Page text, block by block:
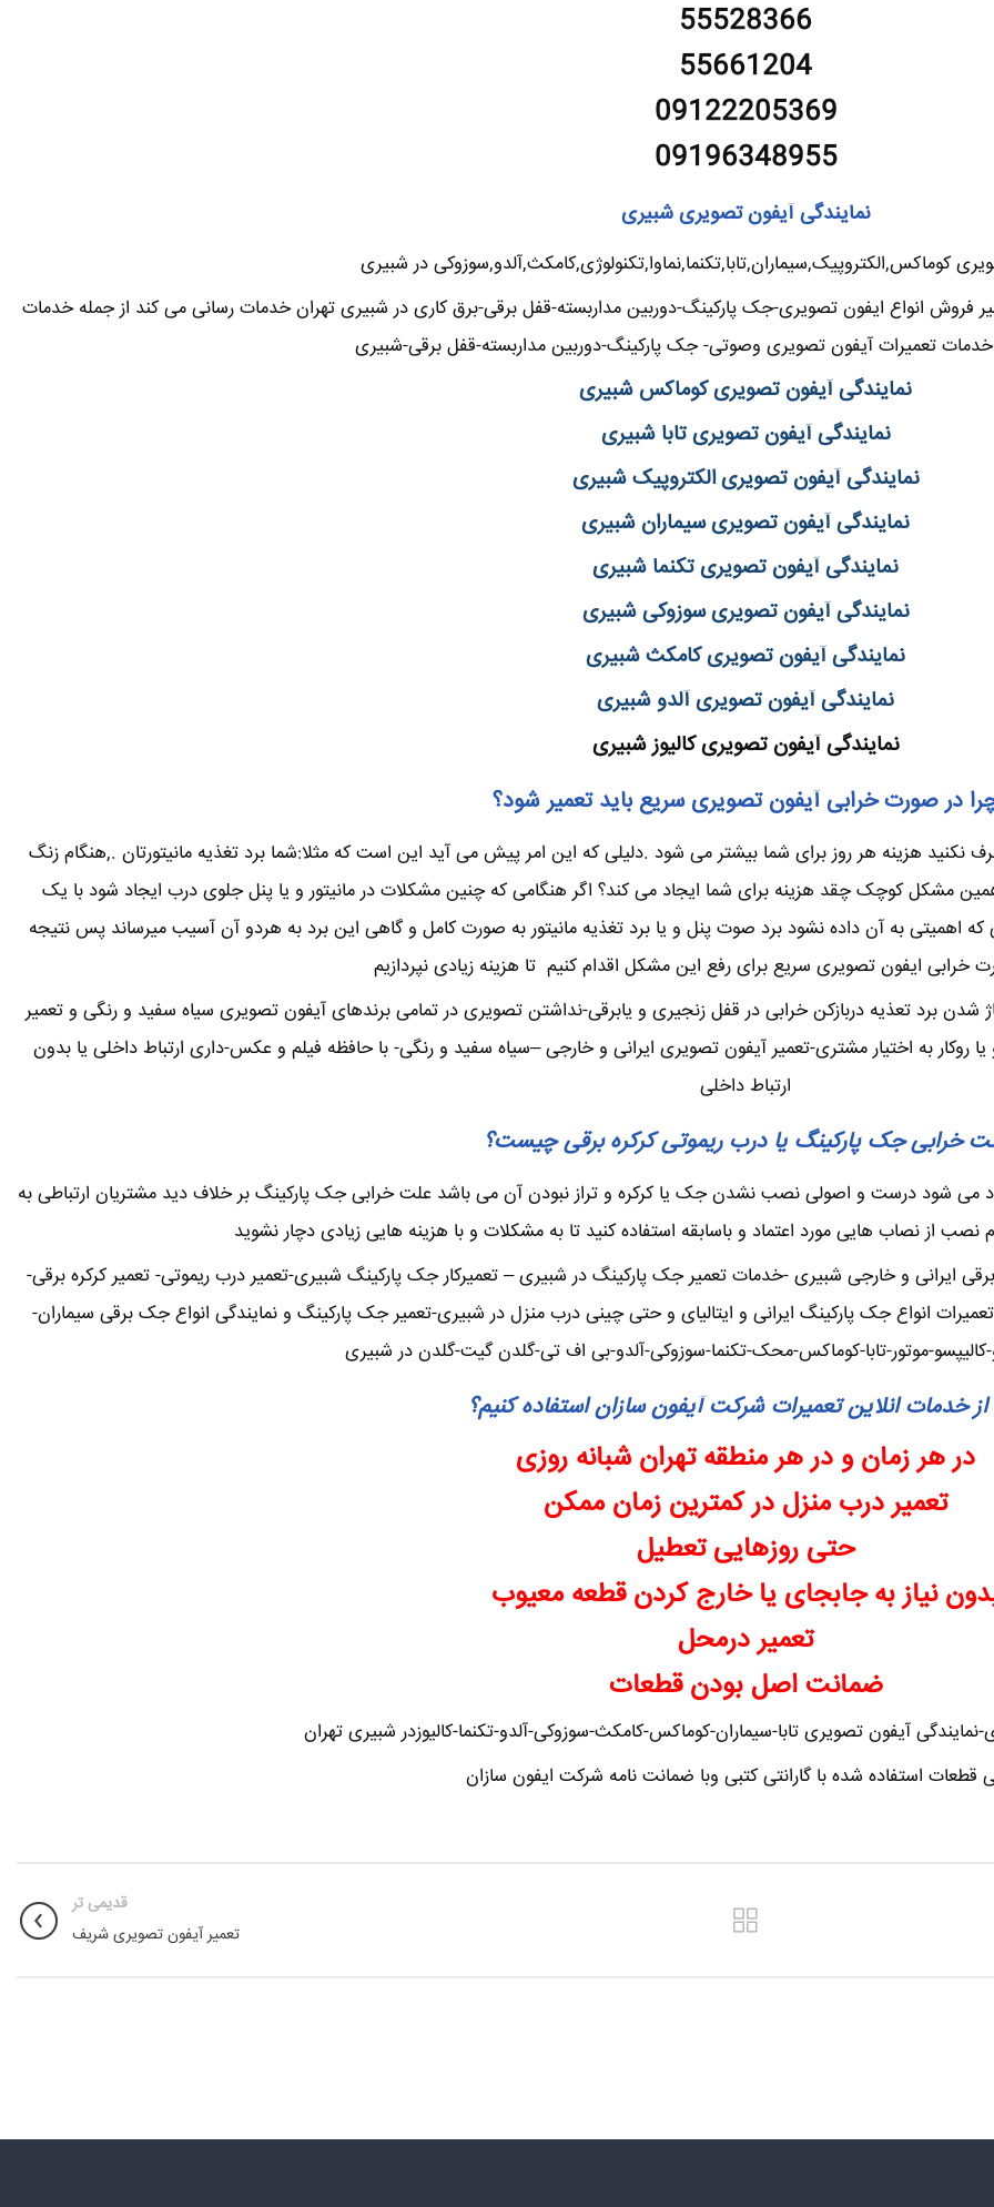
55528366
55661204
09122205369
09196348955
نمایندگی آیفون تصویری شبیری
کوماکس,الکتروپیک,سیماران,تابا,تکنما,نماوا,تکنولوژی,کامکث,آلدو,سوزوکی در شبیری
انواع ایفون تصویری-جک پارکینگ-دوربین مداربسته-قفل برقی-برق کاری در شبیری تهران خدمات رسانی می کند از جمله خدمات
تعمیرات آیفون تصویری وصوتی- جک پارکینگ-دوربین مداربسته-قفل برقی-شبیری
نمایندگی آیفون تصویری کوماکس شبیری
نمایندگی آیفون تصویری تابا شبیری
نمایندگی آیفون تصویری الکتروپیک شبیری
نمایندگی آیفون تصویری سیماران شبیری
نمایندگی آیفون تصویری تکنما شبیری
نمایندگی آیفون تصویری سوزوکی شبیری
نمایندگی آیفون تصویری کامکث شبیری
نمایندگی آیفون تصویری آلدو شبیری
نمایندگی آیفون تصویری کالیوز شبیری
در صورت خرابی آیفون تصویری سریع باید تعمیر شود؟
هزینه هر روز برای شما بیشتر می شود .دلیلی که این امر پیش می آید این است که مثلا:شما برد تغذیه مانیتورتان .,هنگام زنگ
کوچک چقد هزینه برای شما ایجاد می کند؟ اگر هنگامی که چنین مشکلات در مانیتور و یا پنل جلوی درب ایجاد شود با یک
به آن داده نشود برد صوت پنل و یا برد تغذیه مانیتور به صورت کامل و گاهی این برد به هردو آن آسیب میرساند پس نتیجه
خرابی ایفون تصویری سریع برای رفع این مشکل اقدام کنیم تا هزینه زیادی نپردازیم
برد تعذیه دربازکن خرابی در قفل زنجیری و یابرقی-نداشتن تصویری در تمامی برندهای آیفون تصویری سیاه سفید و رنگی و تعمیر
به اختیار مشتری-تعمیر آیفون تصویری ایرانی و خارجی –سیاه سفید و رنگی- با حافظه فیلم و عکس-داری ارتباط داخلی یا بدون
ارتباط داخلی
خرابی جک پارکینگ یا درب ریموتی کرکره برقی چیست؟
می شود درست و اصولی نصب نشدن جک یا کرکره و تراز نبودن آن می باشد علت خرابی جک پارکینگ بر خلاف دید مشتریان ارتباطی به
نصب از نصاب هایی مورد اعتماد و باسابقه استفاده کنید تا به مشکلات و با هزینه هایی زیادی دچار نشوید
ایرانی و خارجی شبیری -خدمات تعمیر جک پارکینگ در شبیری – تعمیرکار جک پارکینگ شبیری-تعمیر درب ریموتی- تعمیر کرکره برقی-
انواع جک پارکینگ ایرانی و ایتالیای و حتی چینی درب منزل در شبیری-تعمیر جک پارکینگ و نمایندگی انواع جک برقی سیماران-
کالیپسو-موتور-تابا-کوماکس-محک-تکنما-سوزوکی-آلدو-بی اف تی-گلدن گیت-گلدن در شبیری
از خدمات انلاین تعمیرات شرکت آیفون سازان استفاده کنیم؟
در هر زمان و در هر منطقه تهران شبانه روزی
تعمیر درب منزل در کمترین زمان ممکن
حتی روزهایی تعطیل
نیاز به جابجای یا خارج کردن قطعه معیوب
تعمیر درمحل
ضمانت اصل بودن قطعات
آیفون تصویری تابا-سیماران-کوماکس-کامکث-سوزوکی-آلدو-تکنما-کالیوزدر شبیری تهران
قطعات استفاده شده با گارانتی کتبی وبا ضمانت نامه شرکت ایفون سازان
قدیمی تر
تعمیر آیفون تصویری شریف